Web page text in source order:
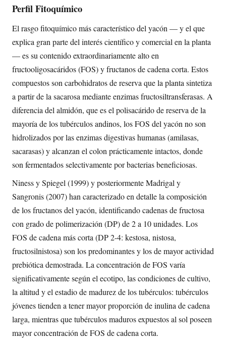
Perfil Fitoquímico
El rasgo fitoquímico más característico del yacón — y el que
explica gran parte del interés científico y comercial en la planta
— es su contenido extraordinariamente alto en
fructooligosacáridos (FOS) y fructanos de cadena corta. Estos
compuestos son carbohidratos de reserva que la planta sintetiza
a partir de la sacarosa mediante enzimas fructosiltransferasas. A
diferencia del almidón, que es el polisacárido de reserva de la
mayoría de los tubérculos andinos, los FOS del yacón no son
hidrolizados por las enzimas digestivas humanas (amilasas,
sacarasas) y alcanzan el colon prácticamente intactos, donde
son fermentados selectivamente por bacterias beneficiosas.
Niness y Spiegel (1999) y posteriormente Madrigal y
Sangronis (2007) han caracterizado en detalle la composición
de los fructanos del yacón, identificando cadenas de fructosa
con grado de polimerización (DP) de 2 a 10 unidades. Los
FOS de cadena más corta (DP 2-4: kestosa, nistosa,
fructosilnistosa) son los predominantes y los de mayor actividad
prebiótica demostrada. La concentración de FOS varía
significativamente según el ecotipo, las condiciones de cultivo,
la altitud y el estadio de madurez de los tubérculos: tubérculos
jóvenes tienden a tener mayor proporción de inulina de cadena
larga, mientras que tubérculos maduros expuestos al sol poseen
mayor concentración de FOS de cadena corta.